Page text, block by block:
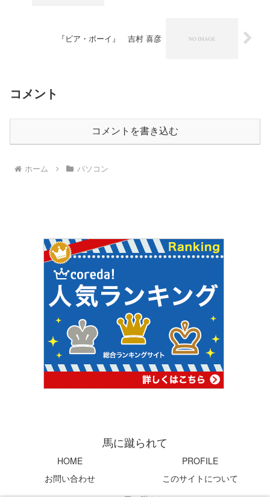
『ビア・ボーイ』 吉村 喜彦
コメント
コメントを書き込む
ホーム パソコン
馬に蹴られて
HOME
PROFILE
お問い合わせ
このサイトについて
© 2004 馬に蹴られて.